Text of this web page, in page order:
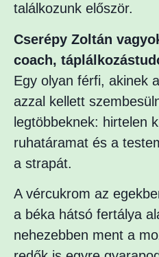
találkozunk először.
Cserépy Zoltán
coach,
Egy olyan férfi, akinek
azzal kellett
legtöbbeknek: hirtelen
ruhatáramat és a
a strapát.
A vércukrom az
a béka hátsó fertálya
nehezebben ment a